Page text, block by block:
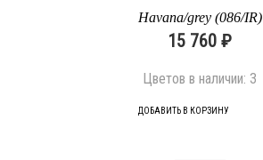
Havana/grey (086/IR)
15 760 ₽
Цветов в наличии: 3
ДОБАВИТЬ В КОРЗИНУ